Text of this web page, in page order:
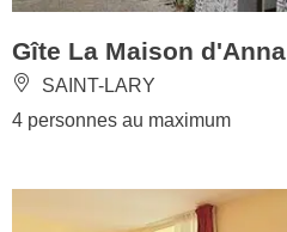
Gîte La Maison d'Anna
SAINT-LARY
4 personnes au maximum